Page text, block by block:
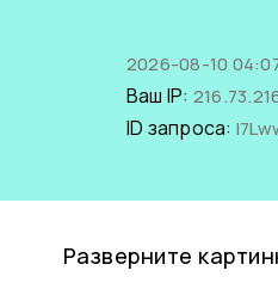
2026-08-10
Ваш IP:
ID запроса:
Разверните